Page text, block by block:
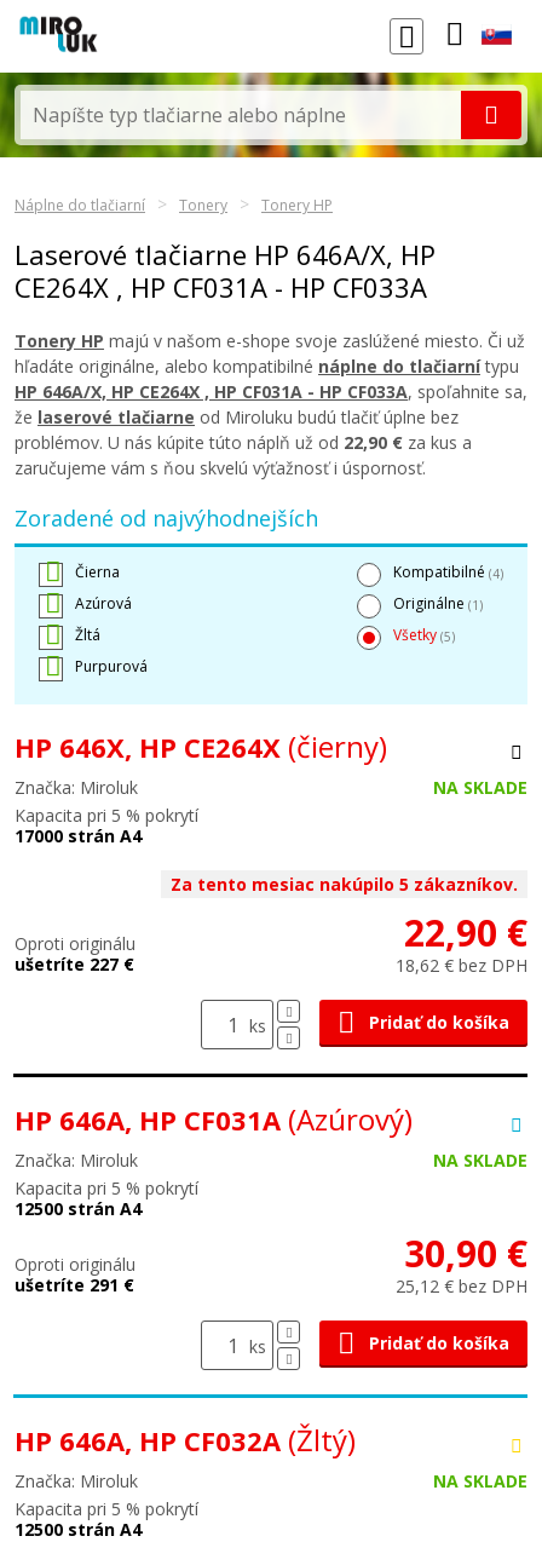
Náplne do tlačiarní Tonery Tonery HP
Laserové tlačiarne HP 646A/X, HP
CE264X , HP CF031A - HP CF033A
Tonery HP majú v našom e-shope svoje zaslúžené miesto. Či už
hľadáte originálne, alebo kompatibilné náplne do tlačiarnítypu
HP 646A/X, HP CE264X , HP CF031A - HP CF033A, spoľahnite sa,
že laserové tlačiarne od Miroluku budú tlačiť úplne bez
problémov. U nás kúpite túto náplň už od 22,90 € za kus a
zaručujeme vám s ňou skvelú výťažnosť i úspornosť.
Zoradené od najvýhodnejších
Čierna
Azúrová
Žltá
Purpurová
Kompatibilné (4)
Originálne (1)
Všetky (5)
HP 646X, HP CE264X (čierny)
Značka: Miroluk
NA SKLADE
Kapacita pri 5 % pokrytí
17000 strán A4
Za tento mesiac nakúpilo 5 zákazníkov.
Oproti originálu
ušetríte 227 €
22,90 €
18,62 € bez DPH
ks Pridať do košíka
HP 646A, HP CF031A (Azúrový)
Značka: Miroluk
NA SKLADE
Kapacita pri 5 % pokrytí
12500 strán A4
Oproti originálu
ušetríte 291 €
30,90 €
25,12 € bez DPH
ks Pridať do košíka
HP 646A, HP CF032A (Žltý)
Značka: Miroluk
NA SKLADE
Kapacita pri 5 % pokrytí
12500 strán A4